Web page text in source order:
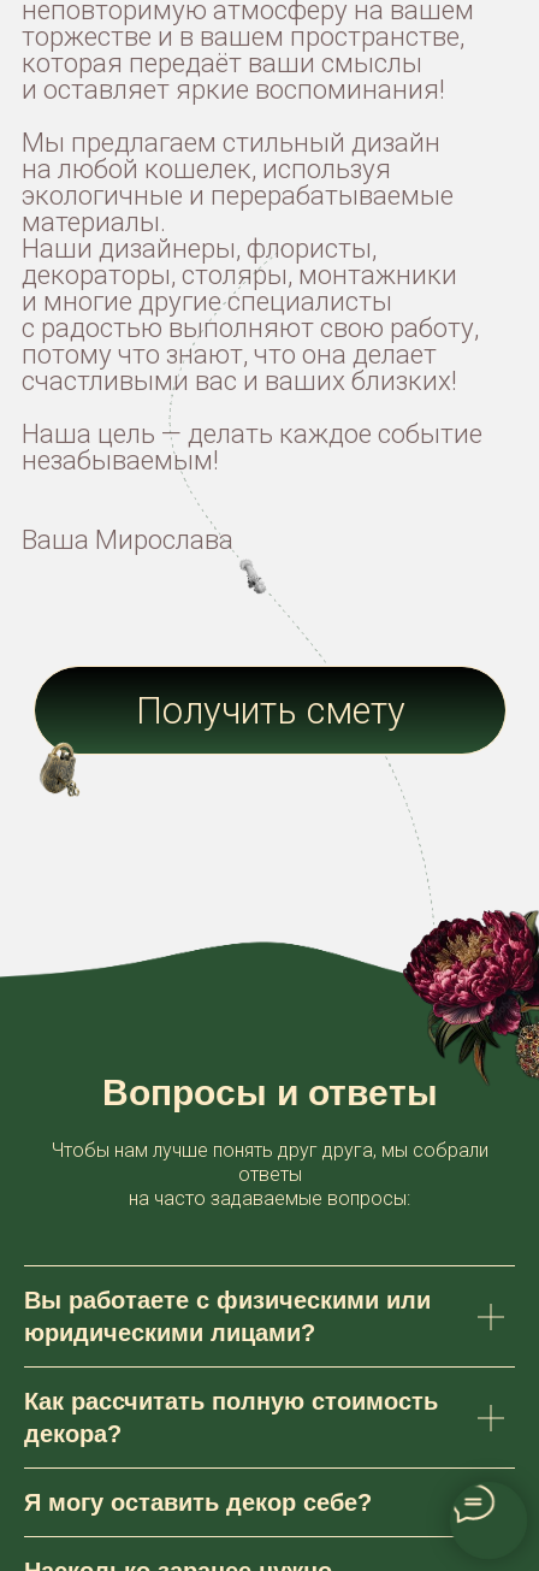
Вопросы и ответы
Чтобы нам лучше понять друг друга, мы собрали
ответы
на часто задаваемые вопросы:
Вы работаете с физическими или
юридическими лицами?
Как рассчитать полную стоимость
декора?
Я могу оставить декор себе?